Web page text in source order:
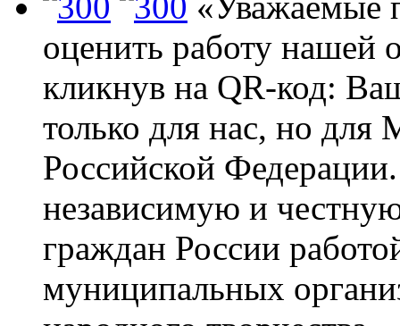
оценить работу нашей
кликнув на QR-код:
только для нас, но для
Российской
независимую и
граждан России
муниципальных